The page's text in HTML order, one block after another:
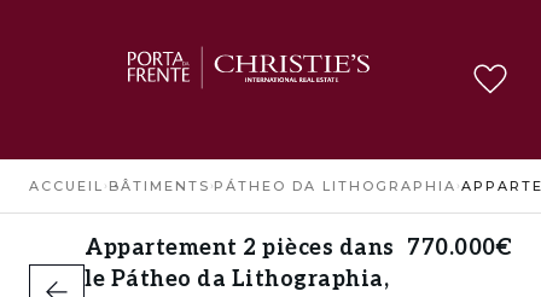
ACCUEIL › BÂTIMENTS ›PÁTHEO DA LITHOGRAPHIA ›
Appartement 2 pièces dans
le Pátheo da Lithographia,
770.000€